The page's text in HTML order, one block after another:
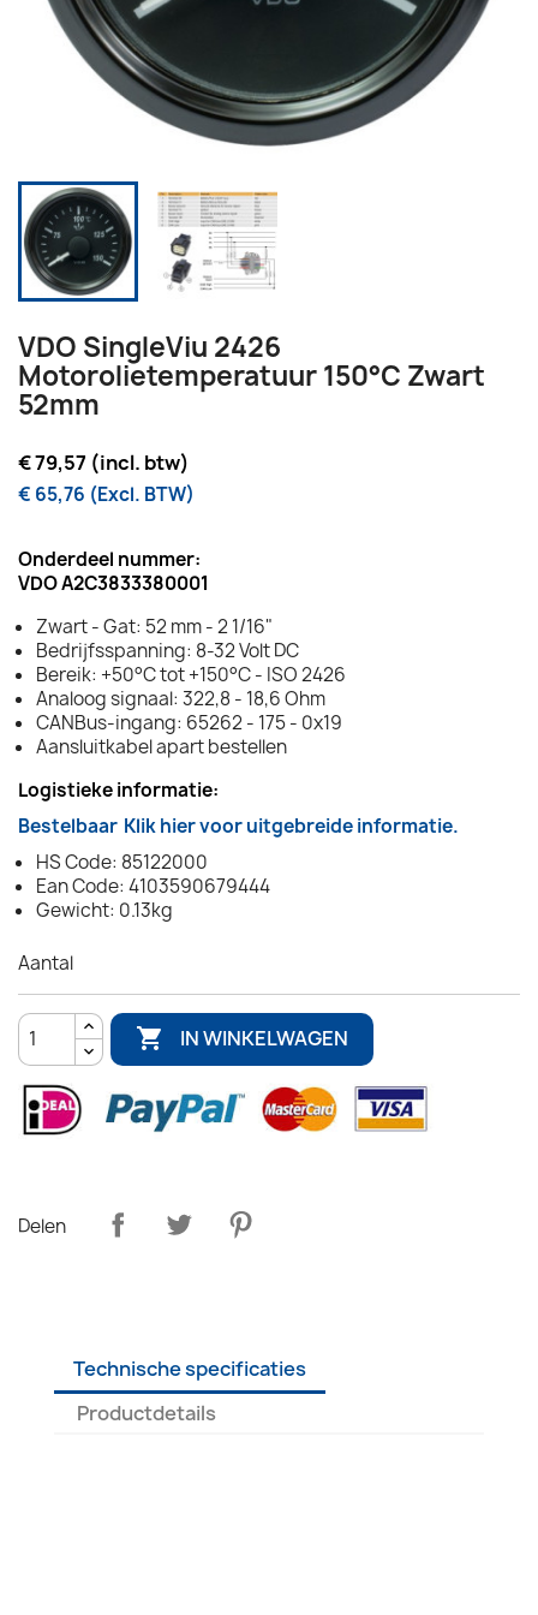
VDO SingleViu 2426
Motorolietemperatuur 150°C Zwart
52mm
€ 79,57 (incl. btw)
€ 65,76 (Excl. BTW)
Onderdeel nummer:
VDO A2C3833380001
Zwart - Gat: 52 mm - 2 1/16"
Bedrijfsspanning: 8-32 Volt DC
Bereik: +50°C tot +150°C - ISO 2426
Analoog signaal: 322,8 - 18,6 Ohm
CANBus-ingang: 65262 - 175 - 0x19
Aansluitkabel apart bestellen
Logistieke informatie:
Bestelbaar Klik hier voor uitgebreide informatie.
HS Code: 85122000
Ean Code: 4103590679444
Gewicht: 0.13kg
Aantal
 IN WINKELWAGEN
Delen
Technische specificaties
Productdetails